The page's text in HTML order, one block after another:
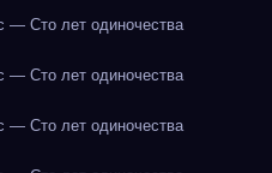
— Сто лет одиночества
— Сто лет одиночества
— Сто лет одиночества